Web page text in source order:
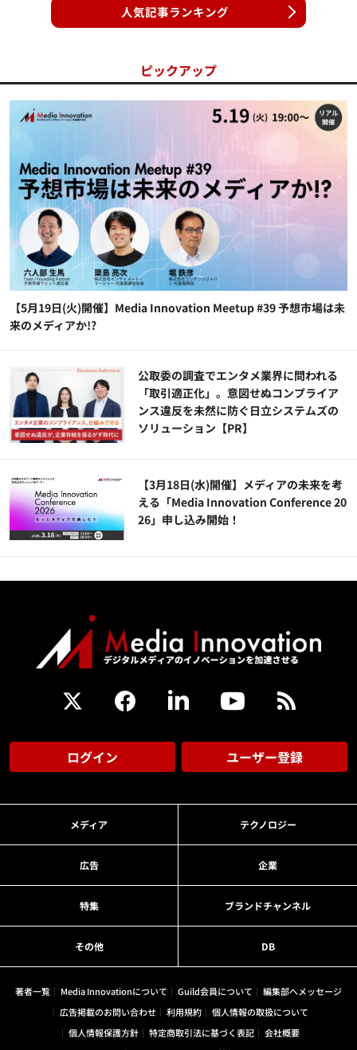
人気記事ランキング
ピックアップ
【5月19日(火)開催】Media Innovation Meetup #39 予想市場は未
来のメディアか!?
公​​取委の調査でエンタメ業界に問われる
「取引適正化」。意図せぬコンプライア
ンス違反を未然に防ぐ日立システムズの
ソリューション​【PR】
【3月18日(水)開催】メディアの未来を考
える「Media Innovation Conference 20
26」申し込み開始！
ログイン ユーザー登録
メディア テクノロジー
広告 企業
特集 ブランドチャンネル
その他 DB
著者一覧 Media Innovationについて Guild会員について
編集部へメッセージ
広告掲載のお問い合わせ
利用規約
個人情報の取扱について
個人情報保護方針
特定商取引法に基づく表記
会社概要